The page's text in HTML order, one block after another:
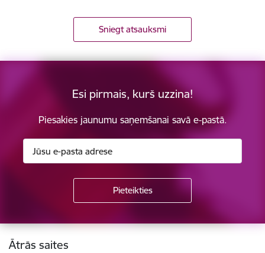
Sniegt atsauksmi
Esi pirmais, kurš uzzina!
Piesakies jaunumu saņemšanai savā e-pastā.
Kājene
Ātrās saites